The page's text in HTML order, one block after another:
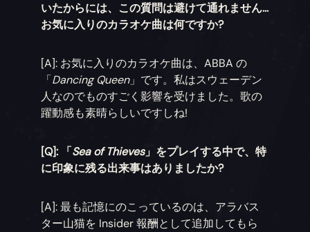
いたからには、この質問は避けて通れません...
お気に入りのカラオケ曲は何ですか?
[A]: お気に入りのカラオケ曲は、ABBA の
「Dancing Queen」です。私はスウェーデン
人なのでものすごく影響を受けました。歌の
躍動感も素晴らしいですしね!
[Q]: 「Sea of Thieves」をプレイする中で、特
に印象に残る出来事はありましたか?
[A]: 最も記憶にのこっているのは、アラバス
ター山猫を Insider 報酬として追加してもら